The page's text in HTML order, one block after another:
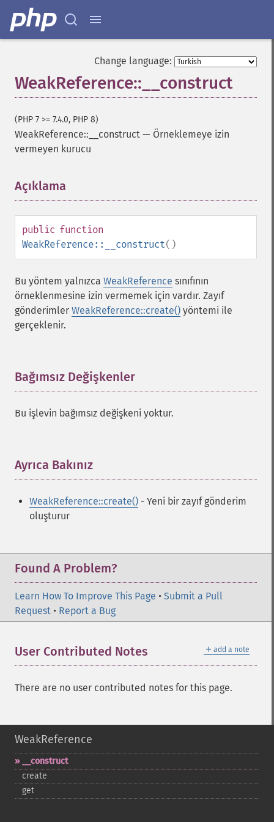
Change language:
WeakReference::__construct
(PHP 7 >= 7.4.0, PHP 8)
WeakReference::__construct — Örneklemeye izin
vermeyen kurucu
Açıklama
public function
WeakReference::__construct()
Bu yöntem yalnızca WeakReference sınıfının
örneklenmesine izin vermemek için vardır. Zayıf
gönderimler WeakReference::create() yöntemi ile
gerçeklenir.
Bağımsız Değişkenler
Bu işlevin bağımsız değişkeni yoktur.
Ayrıca Bakınız
WeakReference::create() - Yeni bir zayıf gönderim
oluşturur
Found A Problem?
Learn How To Improve This Page • Submit a Pull
Request • Report a Bug
＋ add a note
User Contributed Notes
There are no user contributed notes for this page.
WeakReference
_​_​construct
create
get